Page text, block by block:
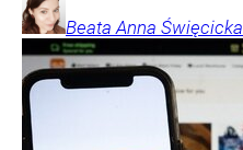
Beata Anna Święcicka